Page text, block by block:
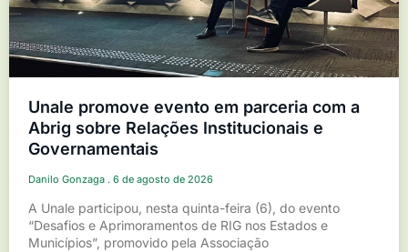
Unale promove evento em parceria com a
Abrig sobre Relações Institucionais e
Governamentais
Danilo Gonzaga 6 de agosto de 2026
A Unale participou, nesta quinta-feira (6), do evento
“Desafios e Aprimoramentos de RIG nos Estados e
Municípios”, promovido pela Associação